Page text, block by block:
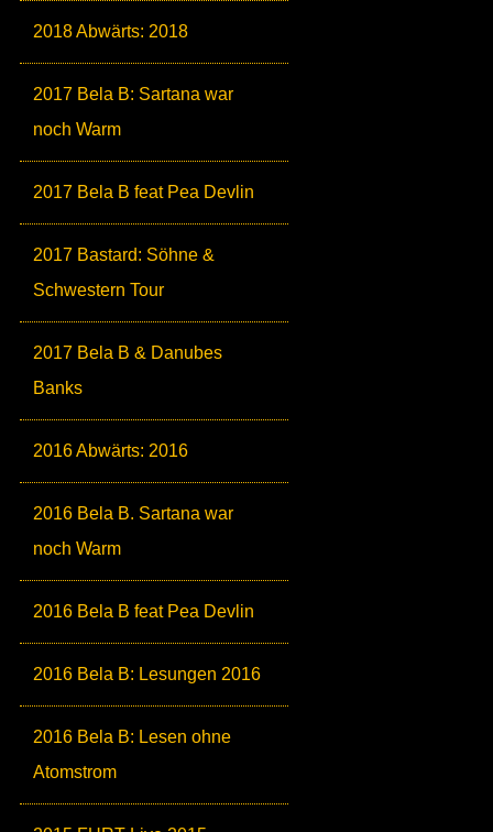
2018 Abwärts: 2018
2017 Bela B: Sartana war
noch Warm
2017 Bela B feat Pea Devlin
2017 Bastard: Söhne &
Schwestern Tour
2017 Bela B & Danubes
Banks
2016 Abwärts: 2016
2016 Bela B. Sartana war
noch Warm
2016 Bela B feat Pea Devlin
2016 Bela B: Lesungen 2016
2016 Bela B: Lesen ohne
Atomstrom